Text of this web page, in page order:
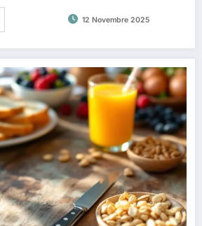
12 Novembre 2025